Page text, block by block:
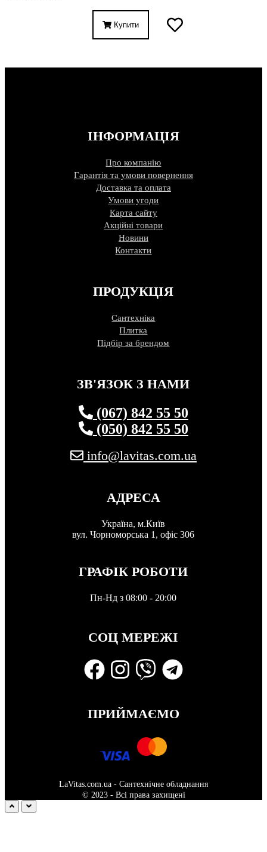
Купити
ІНФОРМАЦІЯ
Про компанію
Гарантія та умови повернення
Доставка та оплата
Умови угоди
Карта сайту
Акційні товари
Новини
Контакти
ПРОДУКЦІЯ
Сантехніка
Плитка
Підбір за брендом
ЗВ'ЯЗОК З НАМИ
(067) 842 55 50
(050) 842 55 50
info@lavitas.com.ua
АДРЕСА
Україна, м.Київ
вул. Чорноморська 1, офіс 306
ГРАФІК РОБОТИ
Пн-Нд з 08:00 - 20:00
СОЦ МЕРЕЖІ
ПРИЙМАЄМО
LaVitas.com.ua - Сантехнічне обладнання
© 2023 - Всі права захищені